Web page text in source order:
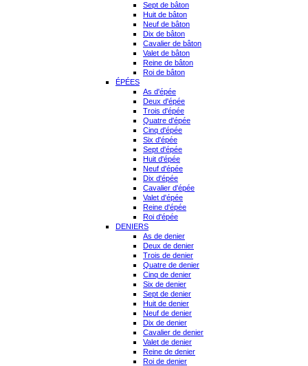
Sept de bâton
Huit de bâton
Neuf de bâton
Dix de bâton
Cavalier de bâton
Valet de bâton
Reine de bâton
Roi de bâton
ÉPÉES
As d'épée
Deux d'épée
Trois d'épée
Quatre d'épée
Cinq d'épée
Six d'épée
Sept d'épée
Huit d'épée
Neuf d'épée
Dix d'épée
Cavalier d'épée
Valet d'épée
Reine d'épée
Roi d'épée
DENIERS
As de denier
Deux de denier
Trois de denier
Quatre de denier
Cinq de denier
Six de denier
Sept de denier
Huit de denier
Neuf de denier
Dix de denier
Cavalier de denier
Valet de denier
Reine de denier
Roi de denier